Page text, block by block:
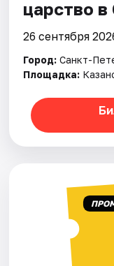
царство
26 сентября
Город: Санкт-
Площадка: